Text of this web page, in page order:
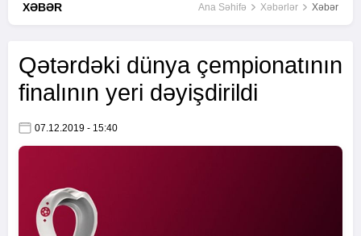
XƏBƏR Ana Səhifə Xəbərlər Xəbər
Qətərdəki dünya çempionatının
finalının yeri dəyişdirildi
07.12.2019 - 15:40